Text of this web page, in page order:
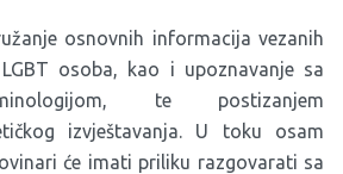
osnovnih informacija vezanih
osoba, kao i upoznavanje sa
te postizanjem
izvještavanja. U toku osam
će imati priliku razgovarati sa